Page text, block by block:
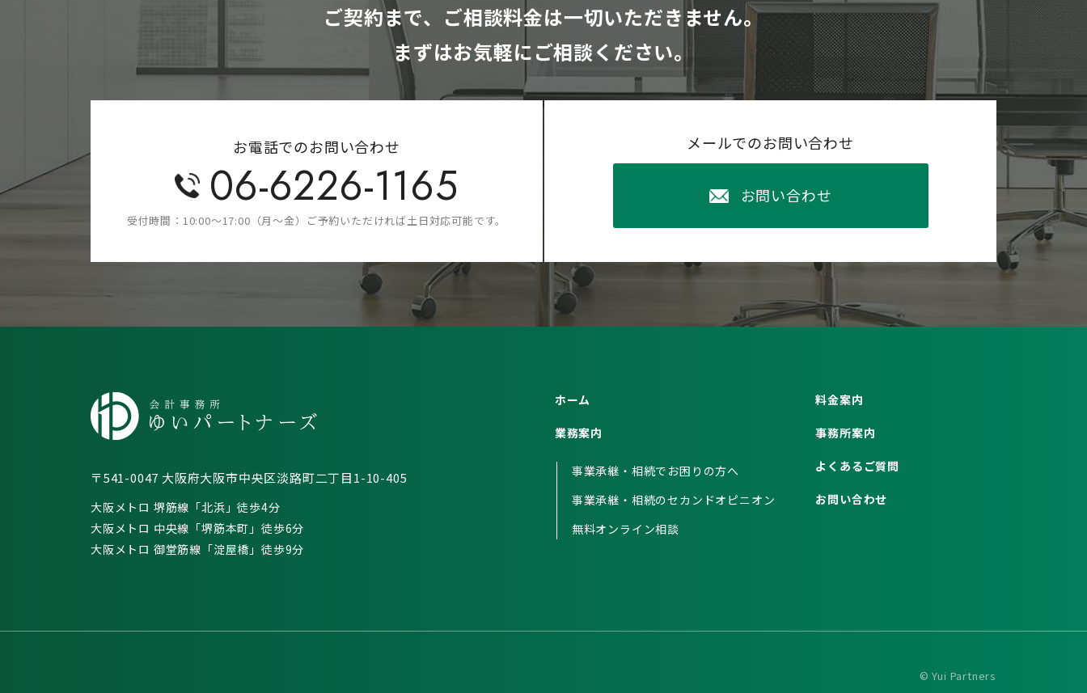
ご契約まで、ご相談料金は一切いただきません。
まずはお気軽にご相談ください。
お電話でのお問い合わせ
06-6226-1165
受付時間 10:00～17:00（月～金） ご予約いただければ土日対応可能です。
メールでのお問い合わせ
お問い合わせ
〒541-0047 大阪府大阪市中央区淡路町二丁目1-10-405
大阪メトロ 堺筋線「北浜」徒歩4分
大阪メトロ 中央線「堺筋本町」徒歩6分
大阪メトロ 御堂筋線「淀屋橋」徒歩9分
ホーム
業務案内
事業承継・相続でお困りの方へ
事業承継・相続のセカンドオピニオン
無料オンライン相談
料金案内
事務所案内
よくあるご質問
お問い合わせ
© Yui Partners